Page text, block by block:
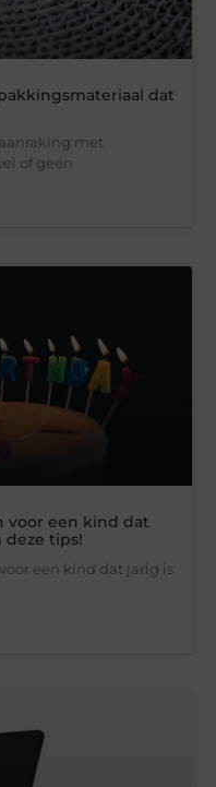
dat
met
of geen
voor een kind dat
deze tips!
een kind dat jarig is